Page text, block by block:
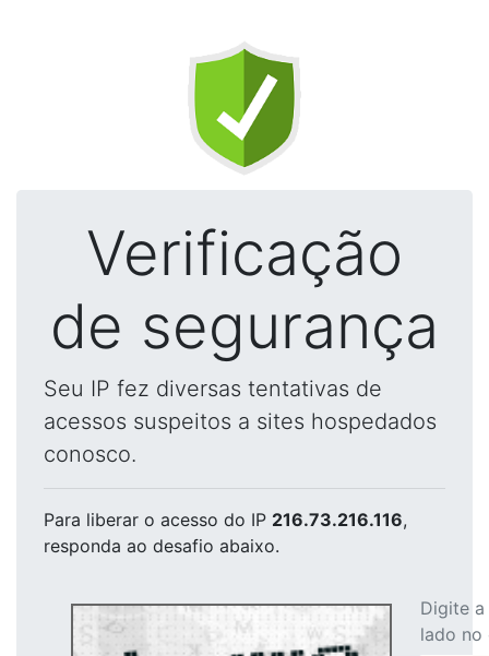
Verificação
de segurança
Seu IP fez diversas tentativas de
acessos suspeitos a sites hospedados
conosco.
Para liberar o acesso do IP 216.73.216.116,
responda ao desafio abaixo.
Digite
lado no